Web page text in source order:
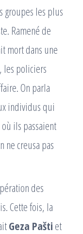
groupes les plus
Ramené de
mort dans une
les policiers
On parla
individus qui
ils passaient
ne creusa pas
des
Cette fois, la
Geza Pašti et